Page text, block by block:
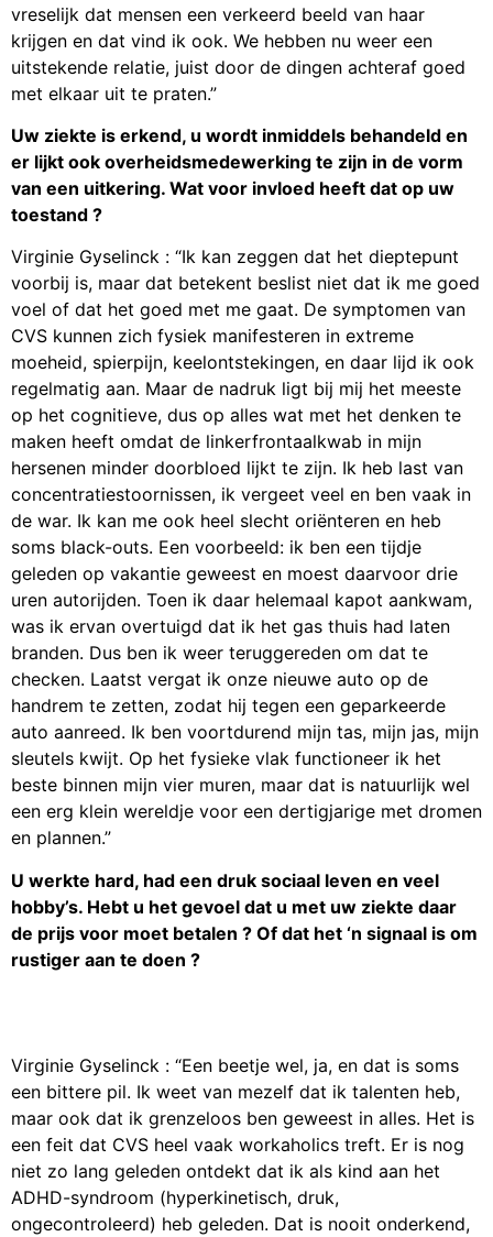
vreselijk dat mensen een verkeerd beeld van haar
krijgen en dat vind ik ook. We hebben nu weer een
uitstekende relatie, juist door de dingen achteraf goed
met elkaar uit te praten.”
Uw ziekte is erkend, u wordt inmiddels behandeld en
er lijkt ook overheidsmedewerking te zijn in de vorm
van een uitkering. Wat voor invloed heeft dat op uw
toestand ?
Virginie Gyselinck : “Ik kan zeggen dat het dieptepunt
voorbij is, maar dat betekent beslist niet dat ik me goed
voel of dat het goed met me gaat. De symptomen van
CVS kunnen zich fysiek manifesteren in extreme
moeheid, spierpijn, keelontstekingen, en daar lijd ik ook
regelmatig aan. Maar de nadruk ligt bij mij het meeste
op het cognitieve, dus op alles wat met het denken te
maken heeft omdat de linkerfrontaalkwab in mijn
hersenen minder doorbloed lijkt te zijn. Ik heb last van
concentratiestoornissen, ik vergeet veel en ben vaak in
de war. Ik kan me ook heel slecht oriënteren en heb
soms black-outs. Een voorbeeld: ik ben een tijdje
geleden op vakantie geweest en moest daarvoor drie
uren autorijden. Toen ik daar helemaal kapot aankwam,
was ik ervan overtuigd dat ik het gas thuis had laten
branden. Dus ben ik weer teruggereden om dat te
checken. Laatst vergat ik onze nieuwe auto op de
handrem te zetten, zodat hij tegen een geparkeerde
auto aanreed. Ik ben voortdurend mijn tas, mijn jas, mijn
sleutels kwijt. Op het fysieke vlak functioneer ik het
beste binnen mijn vier muren, maar dat is natuurlijk wel
een erg klein wereldje voor een dertigjarige met dromen
en plannen.”
U werkte hard, had een druk sociaal leven en veel
hobby’s. Hebt u het gevoel dat u met uw ziekte daar
de prijs voor moet betalen ? Of dat het ‘n signaal is om
rustiger aan te doen ?
Virginie Gyselinck : “Een beetje wel, ja, en dat is soms
een bittere pil. Ik weet van mezelf dat ik talenten heb,
maar ook dat ik grenzeloos ben geweest in alles. Het is
een feit dat CVS heel vaak workaholics treft. Er is nog
niet zo lang geleden ontdekt dat ik als kind aan het
ADHD-syndroom (hyperkinetisch, druk,
ongecontroleerd) heb geleden. Dat is nooit onderkend,